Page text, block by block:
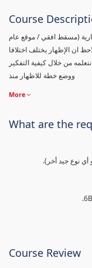
Course
(مسقط افقي / موقع عام
ان الإظهار يختلف اختلافا
من خلال كيفية التفكير
ووضع خطة للاظهار منذ
More
What are the
Course Review